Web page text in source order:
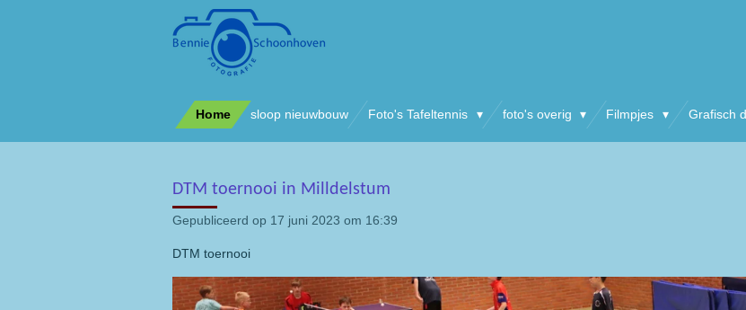
Home
sloop nieuwbouw Foto's Tafeltennis foto's overig Filmpjes Grafisch
DTM toernooi in Milldelstum
Gepubliceerd op 17 juni 2023 om 16:39
DTM toernooi